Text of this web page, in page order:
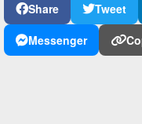
Share Tweet
Messenger